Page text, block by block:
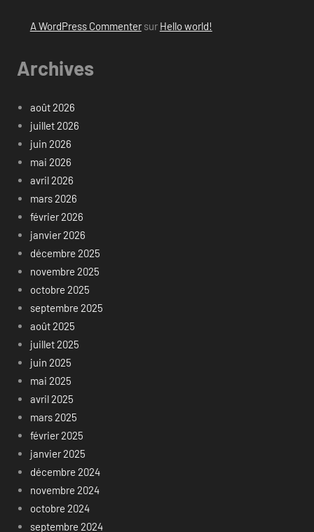
A WordPress Commentersur Hello world!
Archives
août 2026
juillet 2026
juin 2026
mai 2026
avril 2026
mars 2026
février 2026
janvier 2026
décembre 2025
novembre 2025
octobre 2025
septembre 2025
août 2025
juillet 2025
juin 2025
mai 2025
avril 2025
mars 2025
février 2025
janvier 2025
décembre 2024
novembre 2024
octobre 2024
septembre 2024